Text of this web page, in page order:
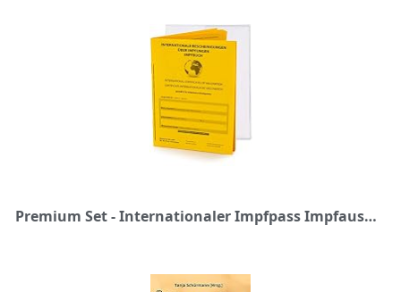
Premium Set - Internationaler Impfpass Impfausweis, 2021, 32 Seiten nach offiziellen Vorgaben auf stabilem Papier + Schutzhülle, Impfbuch Bescheinigung über Impfungen mit eingebundenem Notfallausweis